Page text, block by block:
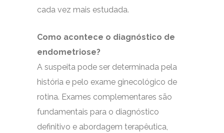
cada vez mais estudada.
Como acontece o diagnóstico de
endometriose?
A suspeita pode ser determinada pela
história e pelo exame ginecológico de
rotina. Exames complementares são
fundamentais para o diagnóstico
definitivo e abordagem terapêutica,